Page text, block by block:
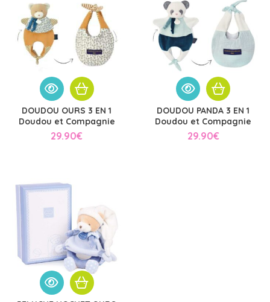
DOUDOU OURS 3 EN 1
Doudou et Compagnie
29.90€
DOUDOU PANDA 3 EN 1
Doudou et Compagnie
29.90€